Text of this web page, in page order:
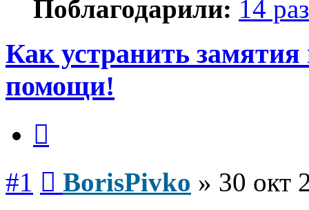
Поблагодарили: 14 раз
Как устранить
помощи!
#1 BorisPivko » 30 окт